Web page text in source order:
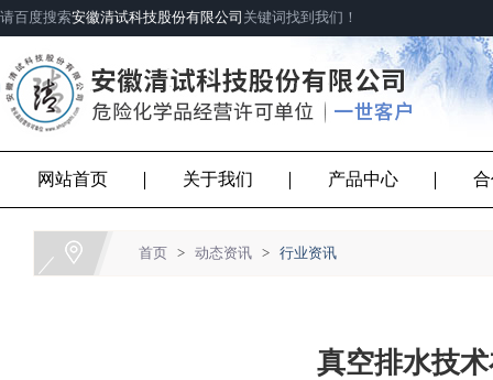
请百度搜索安徽清试科技股份有限公司 关键词找到我们！
网站首页 关于我们 产品中心
首页 > 动态资讯 > 行业资讯
真空排水技